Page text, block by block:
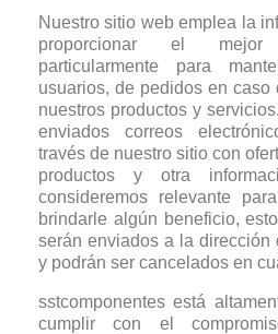
Nuestro sitio web emplea la
proporcionar el mejor
particularmente para
usuarios, de pedidos en
nuestros productos y
enviados correos
través de nuestro sitio con
productos y otra
consideremos relevante
brindarle algún beneficio,
serán enviados a la dirección
y podrán ser cancelados en
sstcomponentes está
cumplir con el